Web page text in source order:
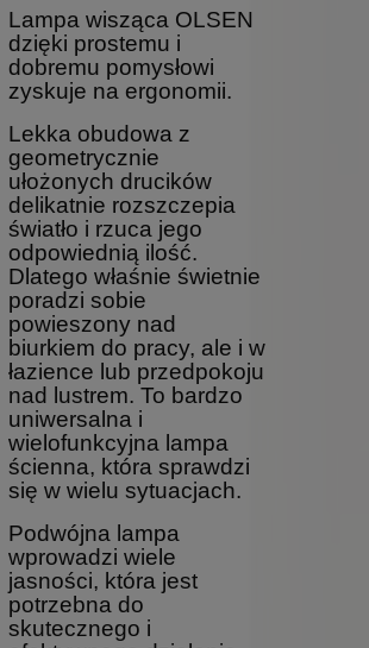
Lampa wisząca OLSEN
dzięki prostemu i
dobremu pomysłowi
zyskuje na ergonomii.
Lekka obudowa z
geometrycznie
ułożonych drucików
delikatnie rozszczepia
światło i rzuca jego
odpowiednią ilość.
Dlatego właśnie świetnie
poradzi sobie
powieszony nad
biurkiem do pracy, ale i w
łazience lub przedpokoju
nad lustrem. To bardzo
uniwersalna i
wielofunkcyjna lampa
ścienna, która sprawdzi
się w wielu sytuacjach.
Podwójna lampa
wprowadzi wiele
jasności, która jest
potrzebna do
skutecznego i